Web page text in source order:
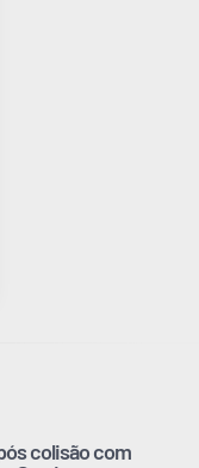
colisão com